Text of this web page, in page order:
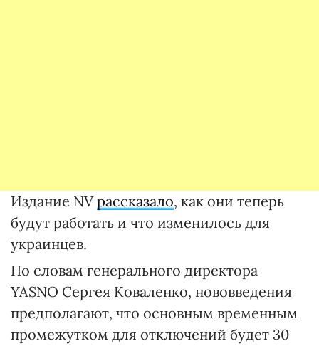
Издание NVрассказало, как они теперь
будут работать и что изменилось для
украинцев.
По словам генерального директора
YASNO Сергея Коваленко, нововведения
предполагают, что основным временным
промежутком для отключений будет 30